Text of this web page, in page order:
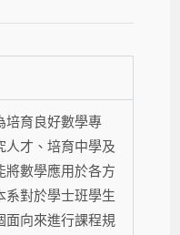
培育良好數學專
人才、培育中學及
將數學應用於各方
系對於學士班學生
面向來進行課程規